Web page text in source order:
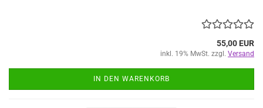
55,00 EUR
inkl. 19% MwSt. zzgl. Versand
IN DEN WARENKORB